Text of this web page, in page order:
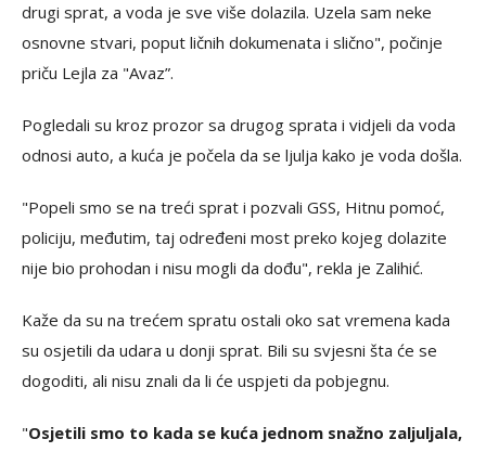
drugi sprat, a voda je sve više dolazila. Uzela sam neke
osnovne stvari, poput ličnih dokumenata i slično", počinje
priču Lejla za "Avaz”.
Pogledali su kroz prozor sa drugog sprata i vidjeli da voda
odnosi auto, a kuća je počela da se ljulja kako je voda došla.
"Popeli smo se na treći sprat i pozvali GSS, Hitnu pomoć,
policiju, međutim, taj određeni most preko kojeg dolazite
nije bio prohodan i nisu mogli da dođu", rekla je Zalihić.
Kaže da su na trećem spratu ostali oko sat vremena kada
su osjetili da udara u donji sprat. Bili su svjesni šta će se
dogoditi, ali nisu znali da li će uspjeti da pobjegnu.
"Osjetili smo to kada se kuća jednom snažno zaljuljala,